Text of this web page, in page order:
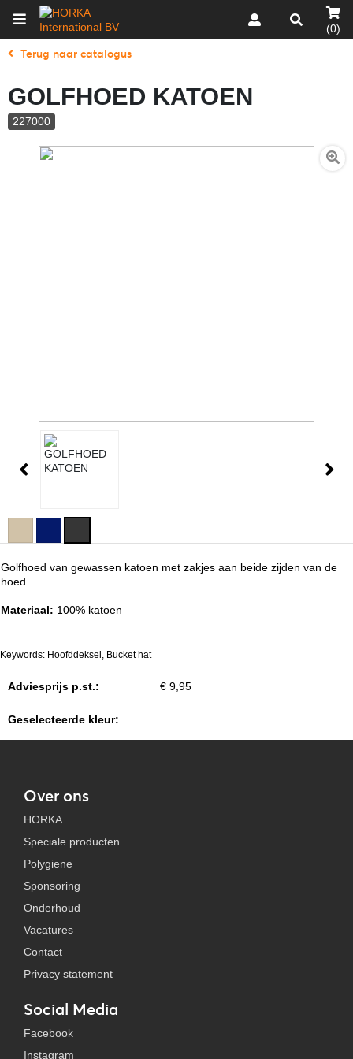
(0)
Terug naar catalogus
GOLFHOED KATOEN
227000
Golfhoed van gewassen katoen met zakjes aan beide zijden van de
hoed.
Materiaal: 100% katoen
Keywords: Hoofddeksel, Bucket hat
Adviesprijs p.st.: € 9,95
Geselecteerde kleur:
Over ons
HORKA
Speciale producten
Polygiene
Sponsoring
Onderhoud
Vacatures
Contact
Privacy statement
Social Media
Facebook
Instagram